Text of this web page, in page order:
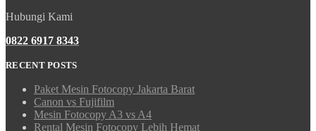
Hubungi Kami
0822 6917 8343
RECENT POSTS
Paket Mesin Fotocopy Jakarta Barat
Canon vs Fujifilm
Mesin Fotocopy A3 vs A4
Rental Mesin Fotocopy Lebih Hemat